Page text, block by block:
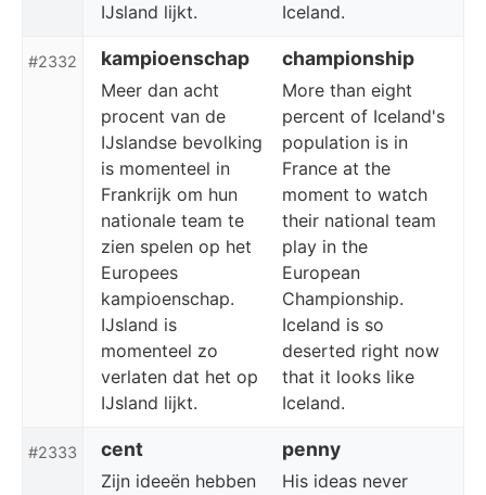
IJsland lijkt.
Iceland.
#2332 kampioenschap championship
Meer dan acht
procent van de
IJslandse bevolking
is momenteel in
Frankrijk om hun
nationale team te
zien spelen op het
Europees
kampioenschap.
IJsland is
momenteel zo
verlaten dat het op
IJsland lijkt.
More than eight
percent of Iceland's
population is in
France at the
moment to watch
their national team
play in the
European
Championship.
Iceland is so
deserted right now
that it looks like
Iceland.
#2333 cent penny
Zijn ideeën hebben
His ideas never